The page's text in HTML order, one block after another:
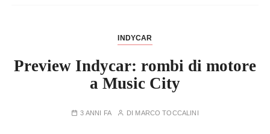
INDYCAR
Preview Indycar: rombi di motore
a Music City
3 ANNI FA DI MARCO TOCCALINI